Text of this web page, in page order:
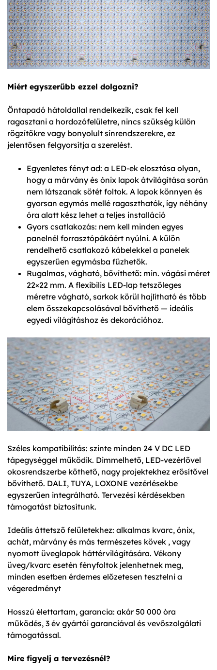
Miért egyszerűbb ezzel dolgozni?
Öntapadó hátoldallal rendelkezik, csak fel kell
ragasztani a hordozófelületre, nincs szükség külön
rögzítőkre vagy bonyolult sínrendszerekre, ez
jelentősen felgyorsítja a szerelést.
Egyenletes fényt ad: a LED-ek elosztása olyan,
hogy a márvány és ónix lapok átvilágítása során
nem látszanak sötét foltok. A lapok könnyen és
gyorsan egymás mellé ragaszthatók, így néhány
óra alatt kész lehet a teljes installáció
Gyors csatlakozás: nem kell minden egyes
panelnél forrasztópákáért nyúlni. A külön
rendelhető csatlakozó kábelekkel a panelek
egyszerűen egymásba fűzhetők.
Rugalmas, vágható, bővíthető: min. vágási méret
22×22 mm. A flexibilis LED-lap tetszőleges
méretre vágható, sarkok körül hajlítható és több
elem összekapcsolásával bővíthető — ideális
egyedi világításhoz és dekorációhoz.
Széles kompatibilitás: szinte minden 24 V DC LED
tápegységgel működik. Dimmelhető, LED-vezérlővel
okosrendszerbe köthető, nagy projektekhez erősítővel
bővíthető. DALI, TUYA, LOXONE vezérlésekbe
egyszerűen integrálható. Tervezési kérdésekben
támogatást biztosítunk.
Ideális áttetsző felületekhez: alkalmas kvarc, ónix,
achát, márvány és más természetes kövek , vagy
nyomott üveglapok háttérvilágítására. Vékony
üveg/kvarc esetén fényfoltok jelenhetnek meg,
minden esetben érdemes előzetesen tesztelni a
végeredményt
Hosszú élettartam, garancia: akár 50 000 óra
működés, 3 év gyártói garanciával és vevőszolgálati
támogatással.
Mire figyelj a tervezésnél?